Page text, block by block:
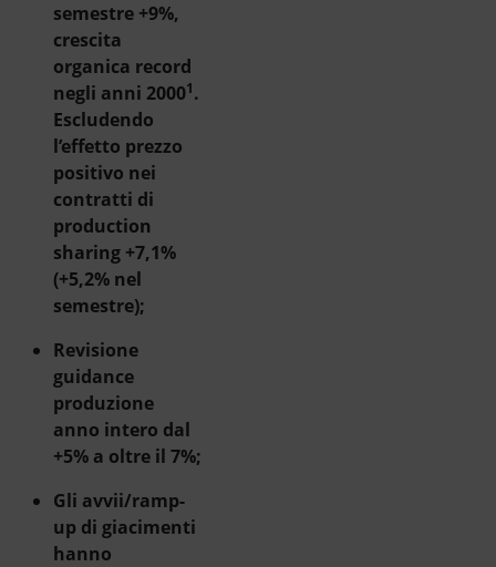
semestre +9%,
crescita
organica record
negli anni 20001.
Escludendo
l’effetto prezzo
positivo nei
contratti di
production
sharing +7,1%
(+5,2% nel
semestre);
Revisione
guidance
produzione
anno intero dal
+5% a oltre il 7%;
Gli avvii/ramp-
up di giacimenti
hanno